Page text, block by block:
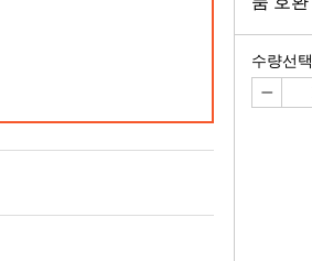
수량선택